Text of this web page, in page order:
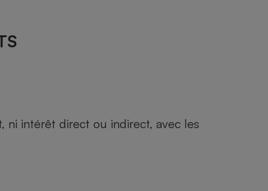
ni intérêt direct ou indirect, avec les